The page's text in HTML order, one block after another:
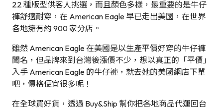
22 種版型供客人挑選，而且顏色多樣，最重要的是牛仔
褲舒適耐穿，在 American Eagle 早已走出美國，在世界
各地擁有約 900 家分店。
雖然 American Eagle 在美國是以生產平價好穿的牛仔褲
聞名，但品牌來到台灣後漲價不少，想以真正的「平價」
入手 American Eagle 的牛仔褲，就去她的美國網店下單
吧，價格便宜很多呢！
在全球買好貨，透過 Buy&Ship 幫你把各地商品代運回台